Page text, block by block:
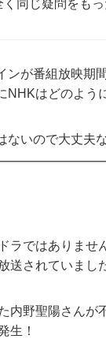
同じ疑問をもっ
ンが番組放映期
NHKはどのよう
ないので大丈夫
ラではありま
送されていまし
内野聖陽さんが
生！